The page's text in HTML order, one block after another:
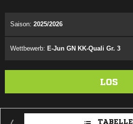
Saison: 2025/2026
Wettbewerb: E-Jun GN KK-Quali Gr. 3
LOS
TABELLE